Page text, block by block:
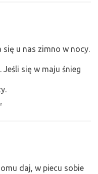
się u nas zimno w nocy.
się w maju śnieg
daj, w piecu sobie